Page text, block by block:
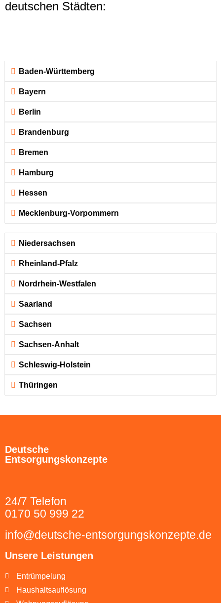
deutschen Städten:
Baden-Württemberg
Bayern
Berlin
Brandenburg
Bremen
Hamburg
Hessen
Mecklenburg-Vorpommern
Niedersachsen
Rheinland-Pfalz
Nordrhein-Westfalen
Saarland
Sachsen
Sachsen-Anhalt
Schleswig-Holstein
Thüringen
Deutsche
Entsorgungskonzepte
24/7 Telefon
0170 50 999 22
info@deutsche-entsorgungskonzepte.de
Unsere Leistungen
Entrümpelung
Haushaltsauflösung